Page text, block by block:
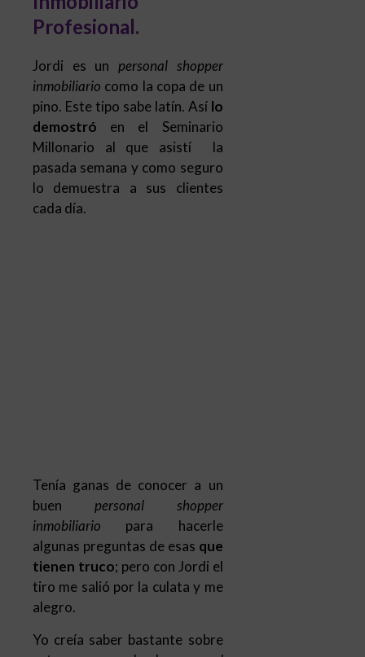
pino. Este tipo sabe latín. Así
demostróen el Seminario
pasada semana y como seguro
lo demuestra a sus clientes
cada día.
tiro me salió por la culata y me
alegro.
Yo creía saber bastante sobre
esta nueva moda depersonal
shopper inmobiliarioque ha
llegado a España, a México y a
darme cuenta, gracias a Jordi,